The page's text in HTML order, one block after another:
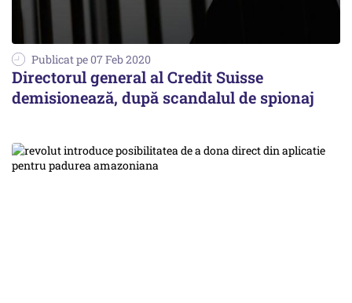
Publicat pe 07 Feb 2020
Directorul general al Credit Suisse
demisionează, după scandalul de spionaj